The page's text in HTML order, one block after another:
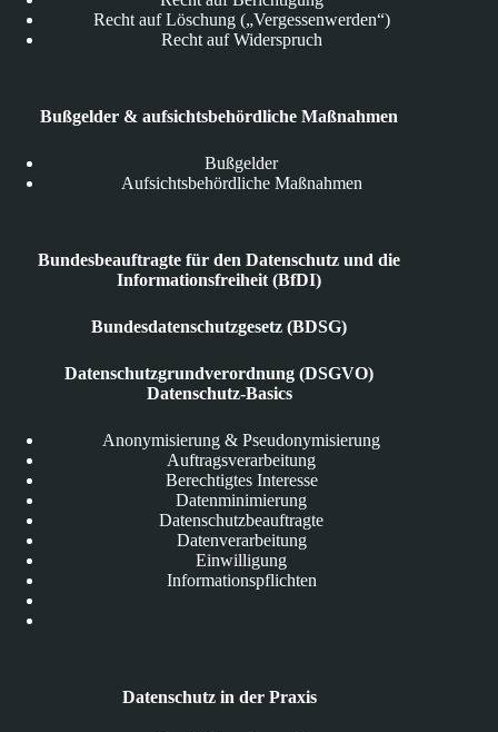
Recht auf Löschung („Vergessenwerden“)
Recht auf Widerspruch
Bußgelder & aufsichtsbehördliche Maßnahmen
Bußgelder
Aufsichtsbehördliche Maßnahmen
Bundesbeauftragte für den Datenschutz und die
Informationsfreiheit (BfDI)
Bundesdatenschutzgesetz (BDSG)
Datenschutzgrundverordnung (DSGVO)
Datenschutz-Basics
Anonymisierung & Pseudonymisierung
Auftragsverarbeitung
Berechtigtes Interesse
Datenminimierung
Datenschutzbeauftragte
Datenverarbeitung
Einwilligung
Informationspflichten
Datenschutz in der Praxis